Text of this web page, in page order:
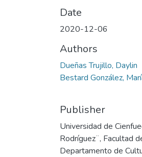
Date
2020-12-06
Authors
Dueñas Trujillo, Daylin
Bestard González,
Publisher
Universidad de
Rodríguez¨, Facultad
Departamento de